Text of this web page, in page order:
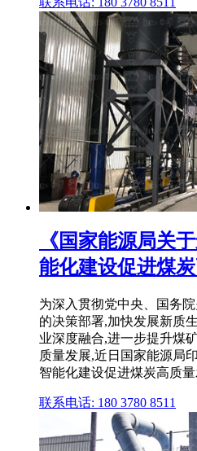
《国家能源局关
能化建设促进煤
为深入贯彻党中央、国务
的决策部署,加快发展新质
业深度融合,进一步提升煤
质量发展,近日国家能源局
智能化建设促进煤炭高质量
联系电话: 180 3780 8511